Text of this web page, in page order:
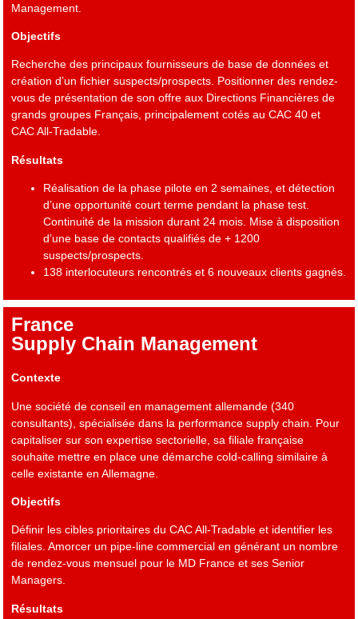
Management.
Objectifs
Recherche des principaux fournisseurs de base de données et
création d’un fichier suspects/prospects. Positionner des rendez-
vous de présentation de son offre aux Directions Financières de
grands groupes Français, principalement cotés au CAC 40 et
CAC All-Tradable.
Résultats
Réalisation de la phase pilote en 2 semaines, et détection
d’une opportunité court terme pendant la phase test.
Continuité de la mission durant 24 mois. Mise à disposition
d’une base de contacts qualifiés de + 1200
suspects/prospects.
138 interlocuteurs rencontrés et 6 nouveaux clients gagnés.
France
Supply Chain Management
Contexte
Une société de conseil en management allemande (340
consultants), spécialisée dans la performance supply chain. Pour
capitaliser sur son expertise sectorielle, sa filiale française
souhaite mettre en place une démarche cold-calling similaire à
celle existante en Allemagne.
Objectifs
Définir les cibles prioritaires du CAC All-Tradable et identifier les
filiales. Amorcer un pipe-line commercial en générant un nombre
de rendez-vous mensuel pour le MD France et ses Senior
Managers.
Résultats